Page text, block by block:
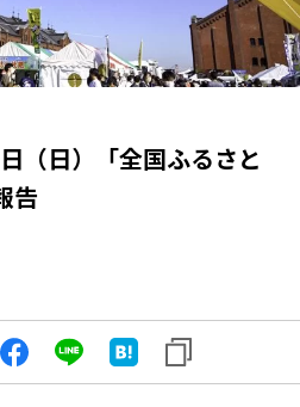
（日）「全国ふるさと
告